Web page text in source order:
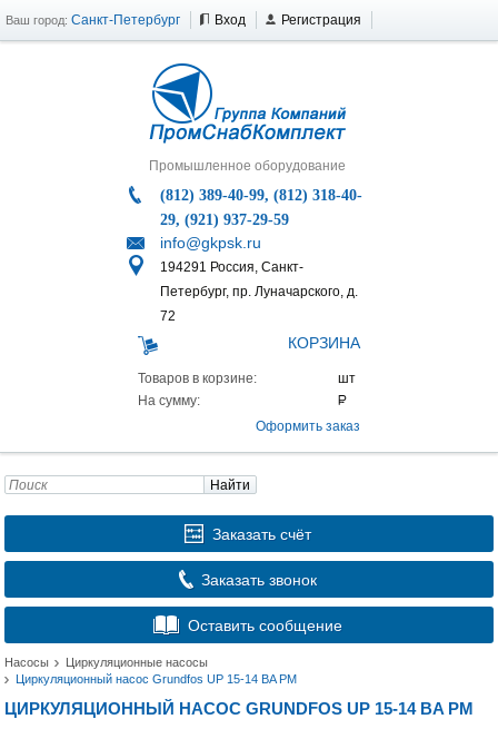
Ваш город: Санкт-Петербург Вход Регистрация
Промышленное оборудование
(812) 389-40-99, (812) 318-40-
29, (921) 937-29-59
info@gkpsk.ru
194291 Россия, Санкт-
Петербург, пр. Луначарского, д.
72
КОРЗИНА
Товаров в корзине:
На сумму:
Оформить заказ
Найти
Заказать счёт
Заказать звонок
Оставить сообщение
Насосы
Циркуляционные насосы
Циркуляционный насос Grundfos UP 15-14 BA PM
ЦИРКУЛЯЦИОННЫЙ НАСОС GRUNDFOS UP 15-14 BA PM